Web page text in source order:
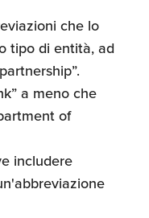
che lo
tipo di entità, ad
a meno che
of
includere